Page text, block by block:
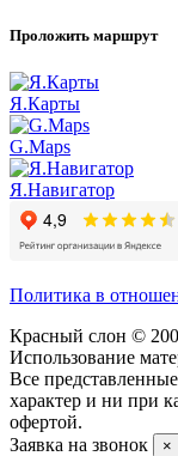
Проложить маршрут
Я.Карты
G.Maps
Я.Навигатор
Политика в
Красный слон ©
Использование
Все
характер и ни при
офертой.
Заявка на звонок
×